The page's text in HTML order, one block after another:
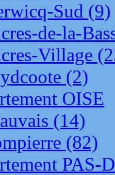
Sud (9)
de-la-
Village
(2)
OISE
(14)
(82)
PAS-